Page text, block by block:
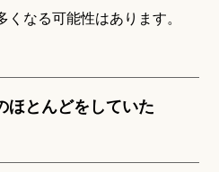
なる可能性はあります。
ほとんどをしていた